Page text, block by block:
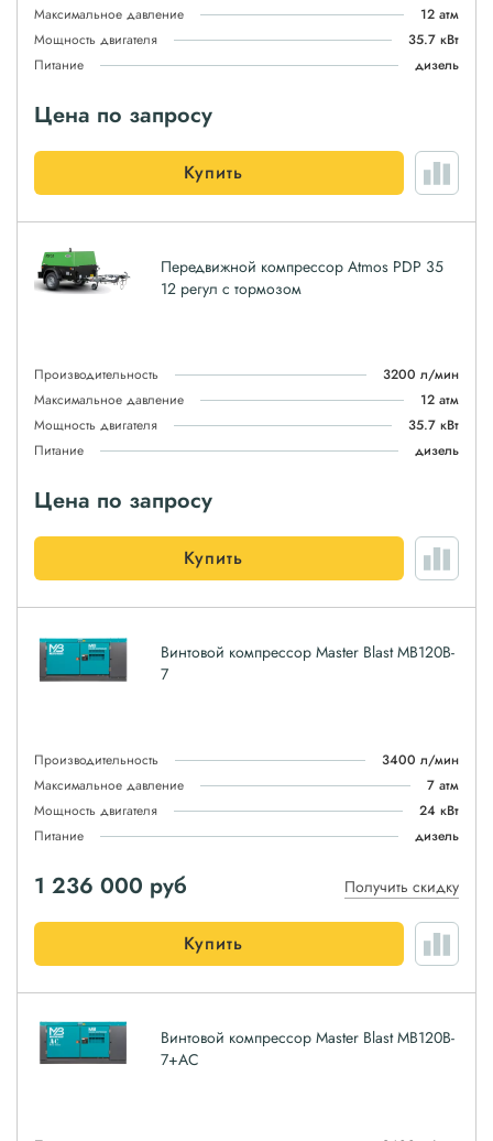
Максимальное давление
12 атм
Мощность двигателя
35.7 кВт
Питание
дизель
Цена по запросу
Купить
Передвижной компрессор Atmos PDP 35
12 регул с тормозом
Производительность
3200 л/мин
Максимальное давление
12 атм
Мощность двигателя
35.7 кВт
Питание
дизель
Цена по запросу
Купить
Винтовой компрессор Master Blast MB120B-
7
Производительность
3400 л/мин
Максимальное давление
7 атм
Мощность двигателя
24 кВт
Питание
дизель
1 236 000 руб Получить скидку
Купить
Винтовой компрессор Master Blast MB120B-
7+AC